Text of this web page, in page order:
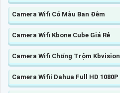
Camera Wifi Có Màu Ban Đêm
Camera Wifi Kbone Cube Giá Rẻ
Camera Wifi Chống Trộm Kbvision
Camera Wifii Dahua Full HD 1080P